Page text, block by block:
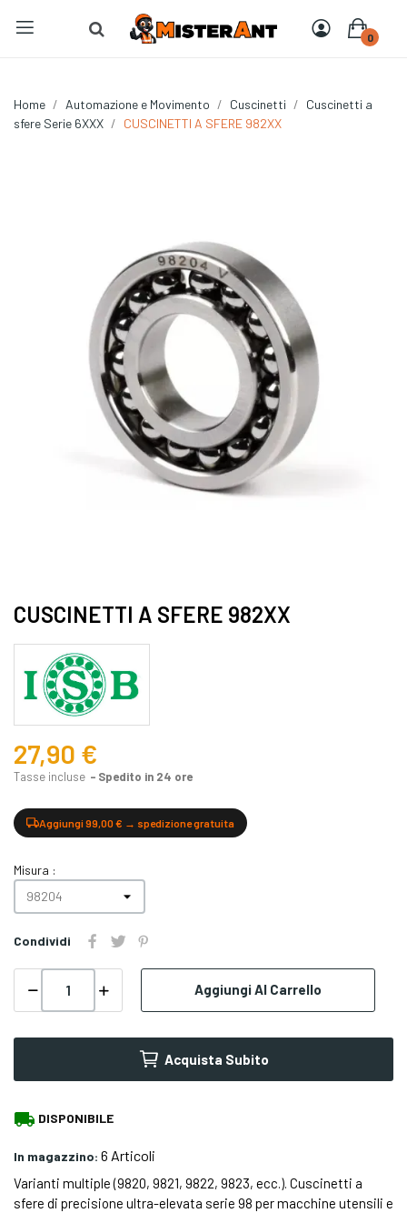
0
Home Automazione e Movimento Cuscinetti
Cuscinetti a
sfere Serie 6XXX
CUSCINETTI A SFERE 982XX
CUSCINETTI A SFERE 982XX
27,90 €
Tasse incluse Spedito in 24 ore
Aggiungi 99,00 € → spedizione gratuita
Misura :
Condividi
Aggiungi Al Carrello
Acquista Subito
local_shipping DISPONIBILE
In magazzino: 6 Articoli
Varianti multiple (9820, 9821, 9822, 9823, ecc.). Cuscinetti a
sfere di precisione ultra-elevata serie 98 per macchine utensili e